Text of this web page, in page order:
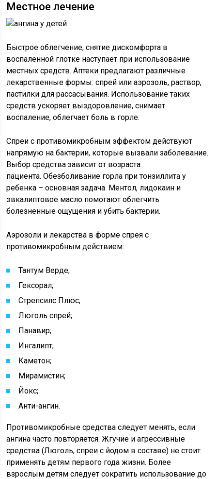
Местное лечение
Быстрое облегчение, снятие дискомфорта в
воспаленной глотке наступает при использование
местных средств. Аптеки предлагают различные
лекарственные формы: спрей или аэрозоль, раствор,
пастилки для рассасывания. Использование таких
средств ускоряет выздоровление, снимает
воспаление, облегчает боль в горле.
Спреи с противомикробным эффектом действуют
напрямую на бактерии, которые вызвали заболевание.
Выбор средства зависит от возраста
пациента. Обезболивание горла при тонзиллита у
ребенка – основная задача. Ментол, лидокаин и
эвкалиптовое масло помогают облегчить
болезненные ощущения и убить бактерии.
Аэрозоли и лекарства в форме спрея с
противомикробным действием:
Тантум Верде;
Гексорал;
Стрепсилс Плюс;
Люголь спрей;
Панавир;
Ингалипт;
Каметон;
Мирамистин;
Йокс;
Анти-ангин.
Противомикробные средства следует менять, если
ангина часто повторяется. Жгучие и агрессивные
средства (Люголь, спреи с йодом в составе) не стоит
применять детям первого года жизни. Более
взрослым детям следует сократить использование до